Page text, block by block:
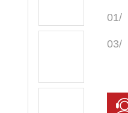
01/
03/